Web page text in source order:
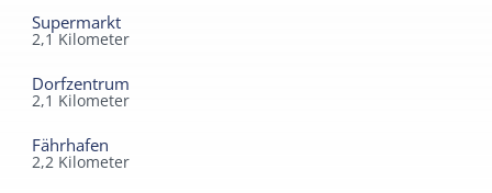
Supermarkt
2,1 Kilometer
Dorfzentrum
2,1 Kilometer
Fährhafen
2,2 Kilometer